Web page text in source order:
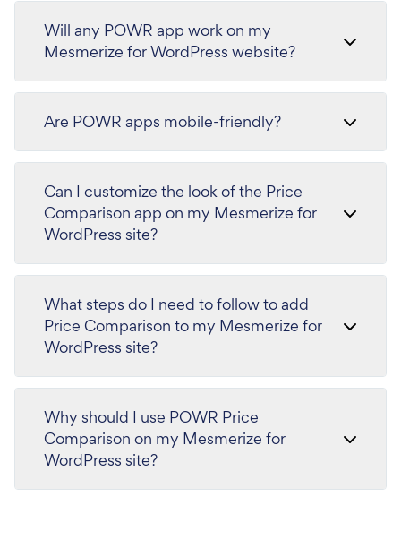
Will any POWR app work on my
Mesmerize for WordPress website?
Are POWR apps mobile-friendly?
Can I customize the look of the Price
Comparison app on my Mesmerize for
WordPress site?
What steps do I need to follow to add
Price Comparison to my Mesmerize for
WordPress site?
Why should I use POWR Price
Comparison on my Mesmerize for
WordPress site?